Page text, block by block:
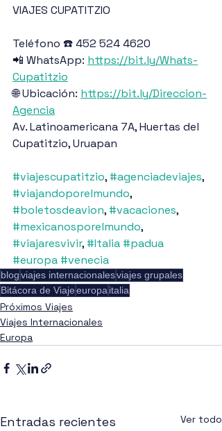
VIAJES CUPATITZIO
Teléfono ☎️ 452 524 4620
📲 WhatsApp: https://bit.ly/Whats-
Cupatitzio
🌐 Ubicación: https://bit.ly/Direccion-
Agencia
Av. Latinoamericana 7A, Huertas del
Cupatitzio, Uruapan
#viajescupatitzio, #agenciadeviajes,
#viajandoporelmundo,
#boletosdeavion, #vacaciones,
#mexicanosporelmundo,
#viajaresvivir, #Italia #padua
#europa #venecia
blogviajes internacionalesviajes grupales
Bitácora de Viajeeuropa italia
Próximos Viajes
Viajes Internacionales
Europa
Entradas recientes Ver todo